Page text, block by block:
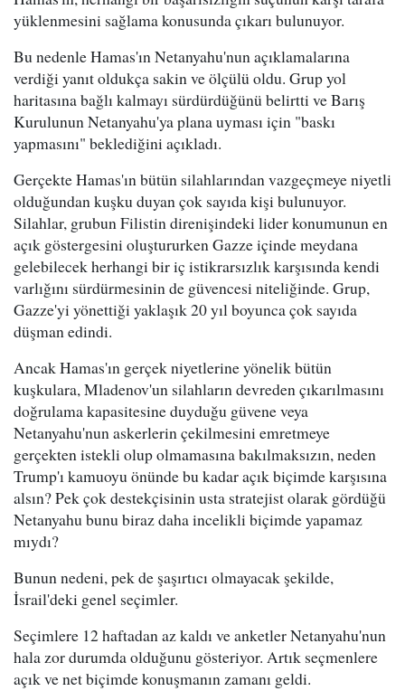
yüklenmesini sağlama konusunda çıkarı bulunuyor.
Bu nedenle Hamas'ın Netanyahu'nun açıklamalarına
verdiği yanıt oldukça sakin ve ölçülü oldu. Grup yol
haritasına bağlı kalmayı sürdürdüğünü belirtti ve Barış
Kurulunun Netanyahu'ya plana uyması için "baskı
yapmasını" beklediğini açıkladı.
Gerçekte Hamas'ın bütün silahlarından vazgeçmeye niyetli
olduğundan kuşku duyan çok sayıda kişi bulunuyor.
Silahlar, grubun Filistin direnişindeki lider konumunun en
açık göstergesini oluştururken Gazze içinde meydana
gelebilecek herhangi bir iç istikrarsızlık karşısında kendi
varlığını sürdürmesinin de güvencesi niteliğinde. Grup,
Gazze'yi yönettiği yaklaşık 20 yıl boyunca çok sayıda
düşman edindi.
Ancak Hamas'ın gerçek niyetlerine yönelik bütün
kuşkulara, Mladenov'un silahların devreden çıkarılmasını
doğrulama kapasitesine duyduğu güvene veya
Netanyahu'nun askerlerin çekilmesini emretmeye
gerçekten istekli olup olmamasına bakılmaksızın, neden
Trump'ı kamuoyu önünde bu kadar açık biçimde karşısına
alsın? Pek çok destekçisinin usta stratejist olarak gördüğü
Netanyahu bunu biraz daha incelikli biçimde yapamaz
mıydı?
Bunun nedeni, pek de şaşırtıcı olmayacak şekilde,
İsrail'deki genel seçimler.
Seçimlere 12 haftadan az kaldı ve anketler Netanyahu'nun
hala zor durumda olduğunu gösteriyor. Artık seçmenlere
açık ve net biçimde konuşmanın zamanı geldi.